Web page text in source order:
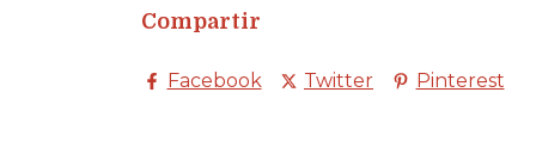
Compartir
Facebook Twitter Pinterest